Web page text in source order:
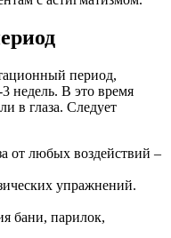
период,
недель. В это время
в глаза. Следует
от любых воздействий –
упражнений.
бани, парилок,